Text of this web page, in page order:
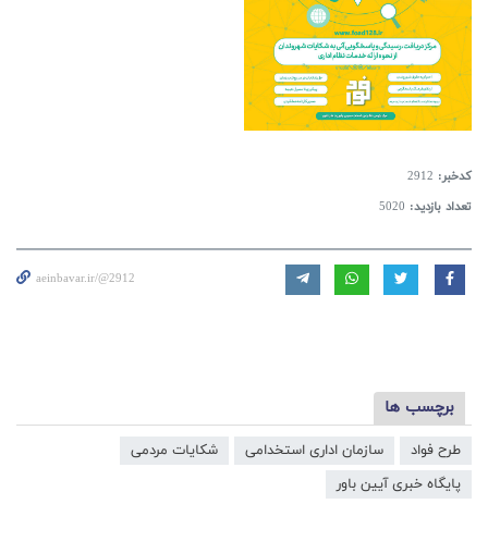
کدخبر: 2912
تعداد بازدید: 5020
aeinbavar.ir/@2912
برچسب ها
طرح فواد سازمان اداری استخدامی
شکایات مردمی
پایگاه خبری آیین باور